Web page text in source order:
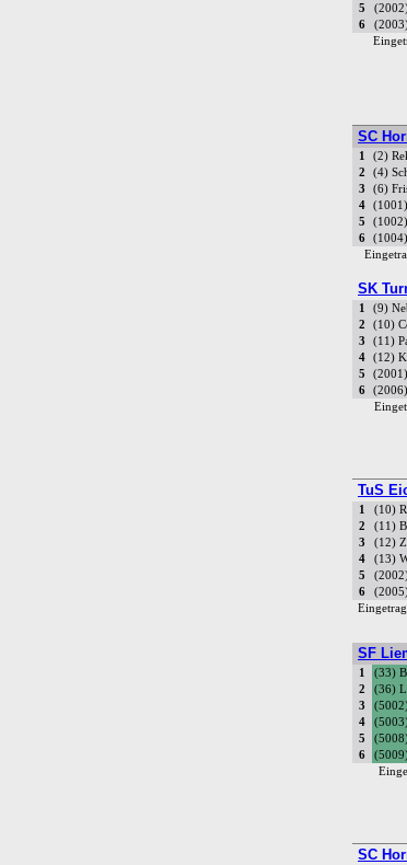
5
6
SC
1
(2)
2 (4)
3 (6)
4
5
6
SK
1
(9)
2 (10)
3 (11)
4 (12)
5
6
TuS
1
(10)
2 (11)
3 (12)
4 (13)
5
6
SF
1
(33)
2 (36)
3
4
5
6
SC